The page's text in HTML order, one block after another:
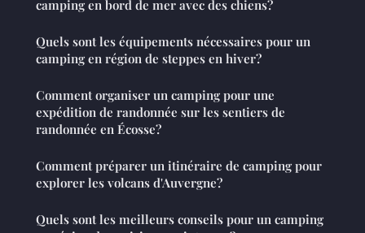
camping en bord de mer avec des chiens?
Quels sont les équipements nécessaires pour un
camping en région de steppes en hiver?
Comment organiser un camping pour une
expédition de randonnée sur les sentiers de
randonnée en Écosse?
Comment préparer un itinéraire de camping pour
explorer les volcans d'Auvergne?
Quels sont les meilleurs conseils pour un camping